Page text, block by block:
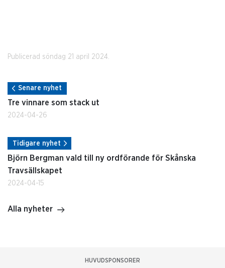
Publicerad söndag 21 april 2024.
Senare nyhet
Tre vinnare som stack ut
2024-04-26
Tidigare nyhet
Björn Bergman vald till ny ordförande för Skånska
Travsällskapet
2024-04-15
Alla nyheter
HUVUDSPONSORER